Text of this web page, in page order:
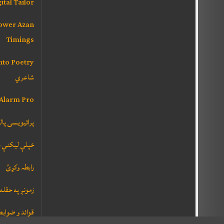
Azan
Timings
شاعري
Pro
پرائیویسی
خپلې
رابطہ وکړئ
زمونږ په
قوائد و